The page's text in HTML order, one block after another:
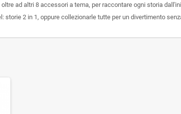
ad altri 8 accessori a tema, per raccontare ogni storia
storie 2 in 1, oppure collezionarle tutte per un divertimento